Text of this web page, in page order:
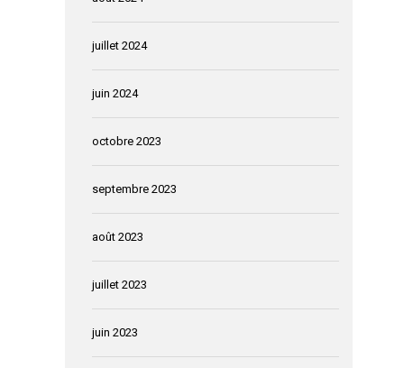
juillet 2024
juin 2024
octobre 2023
septembre 2023
août 2023
juillet 2023
juin 2023